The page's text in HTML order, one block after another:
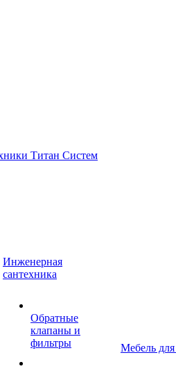
Инженерная
сантехника
Обратные
клапаны и
фильтры
Мебель